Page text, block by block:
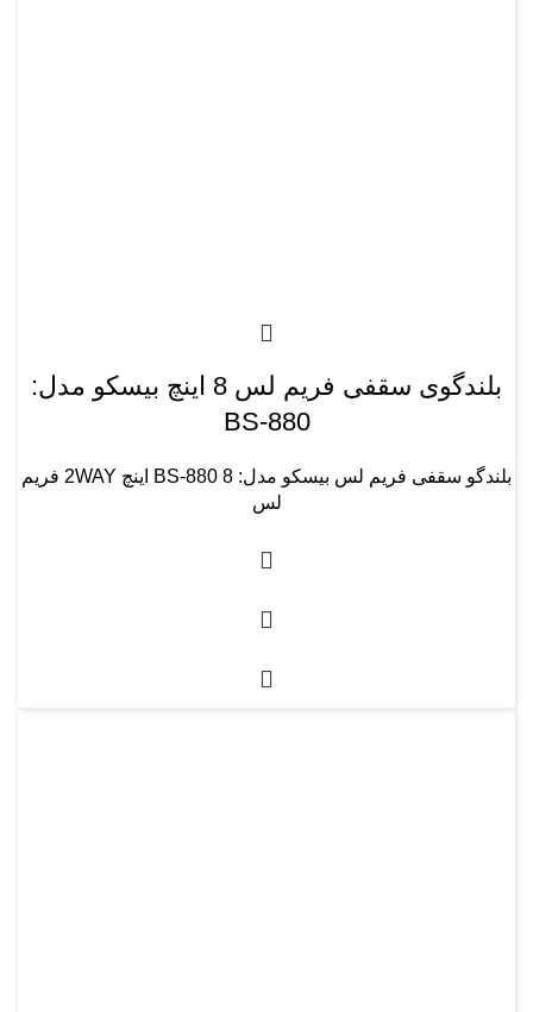
بلندگوی سقفی فریم لس 8 اینچ بیسکو مدل:
BS-880
بلندگو سقفی فریم لس بیسکو مدل: BS-880 8 اینچ 2WAY فریم
لس